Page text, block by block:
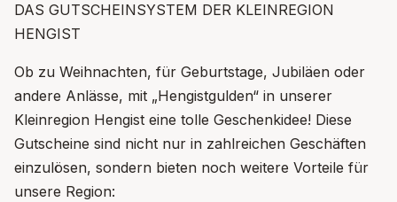
DAS GUTSCHEINSYSTEM DER KLEINREGION
HENGIST
Ob zu Weihnachten, für Geburtstage, Jubiläen oder
andere Anlässe, mit „Hengistgulden“ in unserer
Kleinregion Hengist eine tolle Geschenkidee! Diese
Gutscheine sind nicht nur in zahlreichen Geschäften
einzulösen, sondern bieten noch weitere Vorteile für
unsere Region: